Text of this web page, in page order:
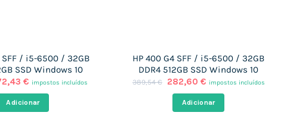
SFF / i5-6500 / 32GB
SSD Windows 10
€ O
atual
é:
impostos incluídos
Adicionar
HP 400 G4 SFF / i5-6500 / 32GB
DDR4 512GB SSD Windows 10
389,54€
O
original
era:
282,60 €O
atual
é:
impostos incluídos
Adicionar